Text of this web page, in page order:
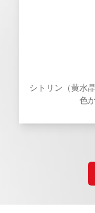
シトリン（黄水
色